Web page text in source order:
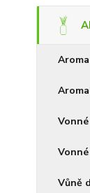
Vůně